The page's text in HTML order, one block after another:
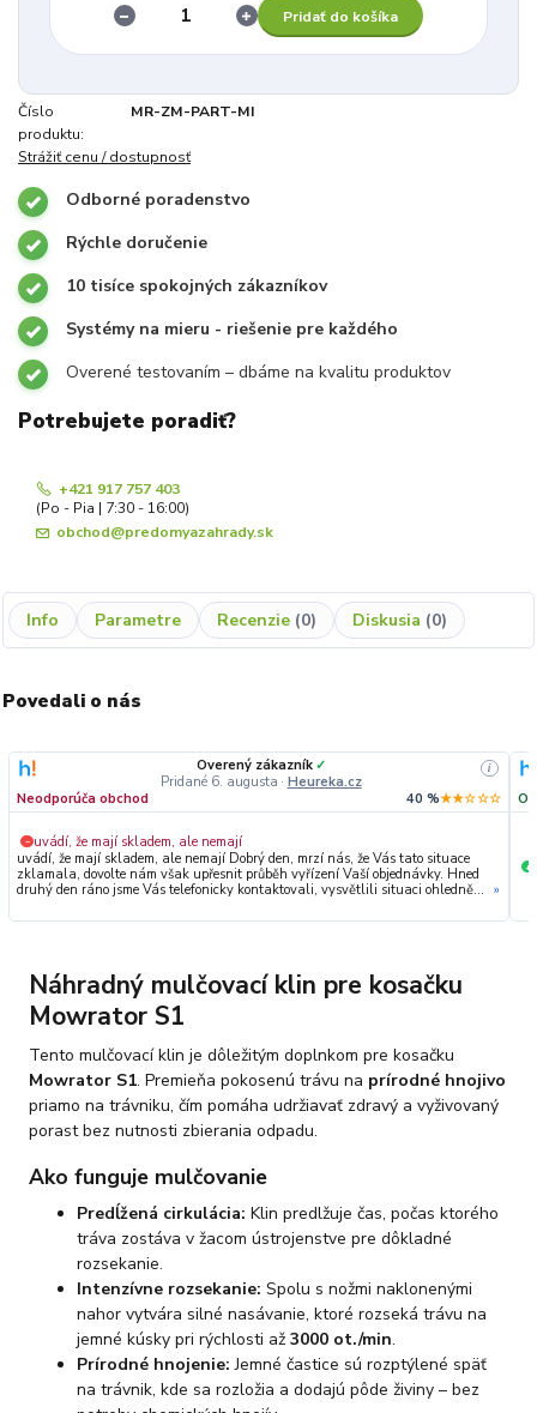
Pridať do košíka
Číslo
produktu:
MR-ZM-PART-MI
Strážiť cenu / dostupnosť
Odborné poradenstvo
Rýchle doručenie
10 tisíce spokojných zákazníkov
Systémy na mieru - riešenie pre každého
Overené testovaním – dbáme na kvalitu produktov
Potrebujete poradiť?
+421 917 757 403
(Po - Pia | 7:30 - 16:00)
obchod@predomyazahrady.sk
Info Parametre Recenzie 0 Diskusia 0
Povedali o nás
Overený zákazník ✓
Pridané 6. augusta · Heureka.cz
i
Neodporúča obchod 40 %★★☆☆☆
− uvádí, že mají skladem, ale nemají
uvádí, že mají skladem, ale nemají Dobrý den, mrzí nás, že Vás tato situace
zklamala, dovolte nám však upřesnit průběh vyřízení Vaší objednávky. Hned
druhý den ráno jsme Vás telefonicky kontaktovali, vysvětlili situaci ohledně
dodavatele. Jelikož zboží nebylo k dispozici ani u něj, museli jsme objednávku
nedoporučujete. Věříme, že nám v budoucnu dáte příležitost přesvědčit Vás o
kvalitě našich služeb. Tým OZY.market
»
+
Náhradný mulčovací klin pre kosačku
Mowrator S1
Tento mulčovací klin je dôležitým doplnkom pre kosačku
Mowrator S1. Premieňa pokosenú trávu na prírodné hnojivo
priamo na trávniku, čím pomáha udržiavať zdravý a vyživovaný
porast bez nutnosti zbierania odpadu.
Ako funguje mulčovanie
Predĺžená cirkulácia: Klin predlžuje čas, počas ktorého
tráva zostáva v žacom ústrojenstve pre dôkladné
rozsekanie.
Intenzívne rozsekanie: Spolu s nožmi naklonenými
nahor vytvára silné nasávanie, ktoré rozseká trávu na
jemné kúsky pri rýchlosti až 3000 ot./min.
Prírodné hnojenie: Jemné častice sú rozptýlené späť
na trávnik, kde sa rozložia a dodajú pôde živiny – bez